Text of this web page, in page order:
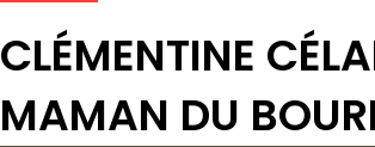
CLÉMENTINE
MAMAN DU